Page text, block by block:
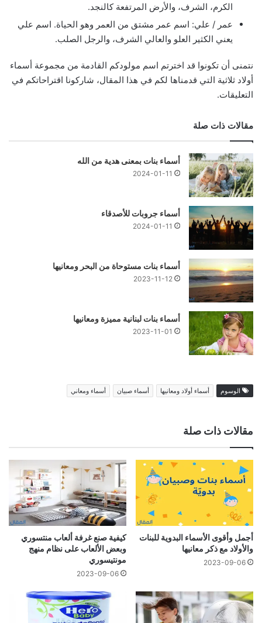
الكرم، الشرف، والأرض المرتفعة كالنجد.
عمر / علي: اسم عمر مشتق من العمر وهو الحياة. اسم علي
يعني الكثير العلو والعالي الشرف، والرجل الصلب.
نتمنى أن تكونوا قد اخترتم اسم مولودكم القادمة من مجموعة أسماء
أولاد ثلاثية التي قدمناها لكم في هذا المقال، شاركونا اقتراحاتكم في
التعليقات.
مقالات ذات صلة
أسماء بنات بمعنى هدية من الله
2024-01-11
أسماء جروبات للأصدقاء
2024-01-11
أسماء بنات مستوحاة من البحر ومعانيها
2023-11-12
أسماء بنات لبنانية مميزة ومعانيها
2023-11-01
الوسوم أسماء أولاد ومعانيها أسماء صبيان أسماء ومعاني
مقالات ذات صلة
أجمل وأقوى الأسماء البدوية للبنات
والأولاد مع ذكر معانيها
2023-09-06
كيفية صنع غرفة ألعاب منتسوري
وبعض الألعاب على نظام منهج
مونتيسوري
2023-09-06